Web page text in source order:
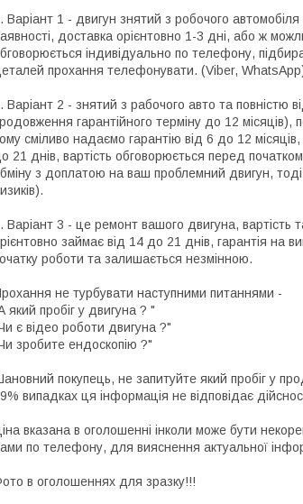
Варіант 1 - двигун знятий з робочого
доставка орієнтовно 1-3 дні, або ж
індивідуально по телефону,
прохання телефонувати. (Viber,
Варіант 2 - знятий з рабочого авто та повністю
гарантійного терміну до 12
сміливо надаємо гарантію від 6 до 12
21 днів, вартість обговорюється перед
з доплатою на ваш проблемний двигун,
Варіант 3 - це ремонт вашого двигуна, вартість
займає від 14 до 21 днів, гарантія на
роботи та залишається незмінною.
не турбувати наступними питаннями -
який пробіг у двигуна ? "
є відео роботи двигуна ?"
зробите ендоскопію ?"
покупець, не запитуйте який пробіг у
випадках ця інформація не відповідає
вказана в оголошенні інколи може бути
по телефону, для вияснення актуальної
в оголошеннях для зразку!!!